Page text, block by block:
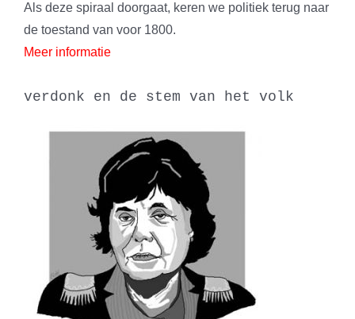
Als deze spiraal doorgaat, keren we politiek terug naar
de toestand van voor 1800.
Meer informatie
verdonk en de stem van het volk